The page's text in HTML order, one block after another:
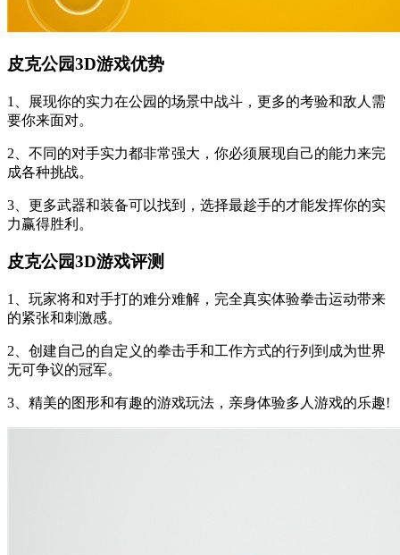
皮克公园3D游戏优势
1、展现你的实力在公园的场景中战斗，更多的考验和敌人需
要你来面对。
2、不同的对手实力都非常强大，你必须展现自己的能力来完
成各种挑战。
3、更多武器和装备可以找到，选择最趁手的才能发挥你的实
力赢得胜利。
皮克公园3D游戏评测
1、玩家将和对手打的难分难解，完全真实体验拳击运动带来
的紧张和刺激感。
2、创建自己的自定义的拳击手和工作方式的行列到成为世界
无可争议的冠军。
3、精美的图形和有趣的游戏玩法，亲身体验多人游戏的乐趣!